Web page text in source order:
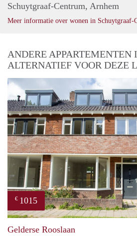
Schuytgraaf-Centrum, Arnhem
Meer informatie over wonen in Schuytgraaf-
ANDERE APPARTEMENTEN
ALTERNATIEF VOOR DEZE
€ 1015
Gelderse Rooslaan